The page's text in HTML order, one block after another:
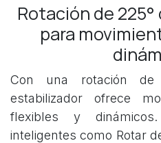
Rotación de
para
Con una rotación
estabilizador ofrece
flexibles y
inteligentes como Rotar